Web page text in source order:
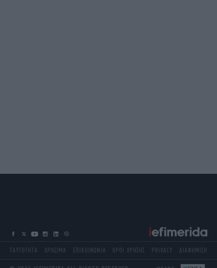
ΤΑΥΤΟΤΗΤΑ ΧΡΗΣΙΜΑ ΕΠΙΚΟΙΝΩΝΙΑ ΟΡΟΙ ΧΡΗΣΗΣ PRIVACY ΔΙΑΦΗΜΙΣΗ